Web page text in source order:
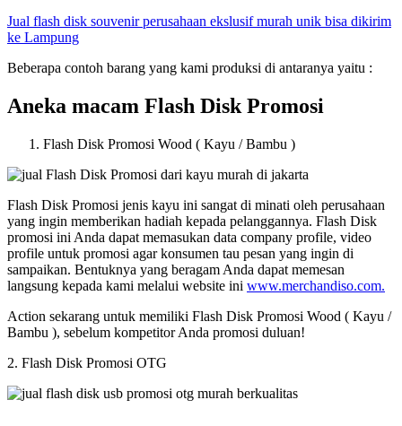
Jual flash disk souvenir perusahaan ekslusif murah unik bisa dikirim
ke Lampung
Beberapa contoh barang yang kami produksi di antaranya yaitu :
Aneka macam Flash Disk Promosi
Flash Disk Promosi Wood ( Kayu / Bambu )
Flash Disk Promosi jenis kayu ini sangat di minati oleh perusahaan
yang ingin memberikan hadiah kepada pelanggannya. Flash Disk
promosi ini Anda dapat memasukan data company profile, video
profile untuk promosi agar konsumen tau pesan yang ingin di
sampaikan. Bentuknya yang beragam Anda dapat memesan
langsung kepada kami melalui website ini www.merchandiso.com.
Action sekarang untuk memiliki Flash Disk Promosi Wood ( Kayu /
Bambu ), sebelum kompetitor Anda promosi duluan!
2. Flash Disk Promosi OTG